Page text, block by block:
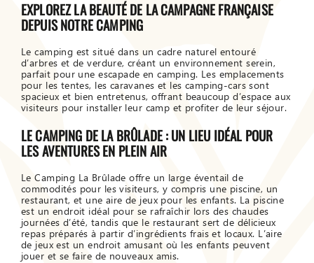
EXPLOREZ LA BEAUTÉ DE LA CAMPAGNE FRANÇAISE
DEPUIS NOTRE CAMPING
Le camping est situé dans un cadre naturel entouré
d’arbres et de verdure, créant un environnement serein,
parfait pour une escapade en camping. Les emplacements
pour les tentes, les caravanes et les camping-cars sont
spacieux et bien entretenus, offrant beaucoup d’espace aux
visiteurs pour installer leur camp et profiter de leur séjour.
LE CAMPING DE LA BRÛLADE : UN LIEU IDÉAL POUR
LES AVENTURES EN PLEIN AIR
Le Camping La Brûlade offre un large éventail de
commodités pour les visiteurs, y compris une piscine, un
restaurant, et une aire de jeux pour les enfants. La piscine
est un endroit idéal pour se rafraîchir lors des chaudes
journées d’été, tandis que le restaurant sert de délicieux
repas préparés à partir d’ingrédients frais et locaux. L’aire
de jeux est un endroit amusant où les enfants peuvent
jouer et se faire de nouveaux amis.